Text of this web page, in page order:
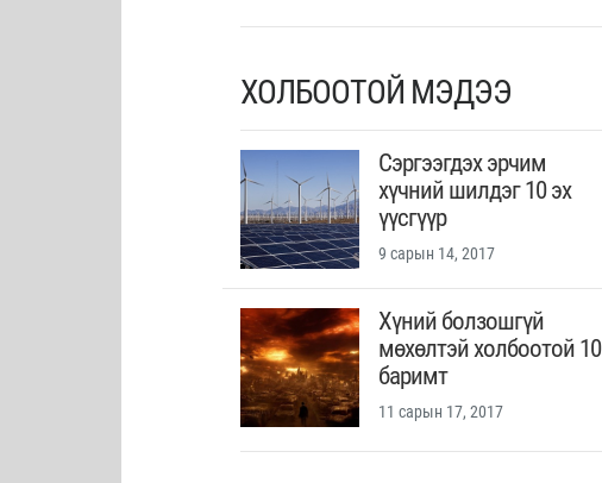
ХОЛБООТОЙ МЭДЭЭ
Сэргээгдэх эрчим
хүчний шилдэг 10 эх
үүсгүүр
9 сарын 14, 2017
Хүний болзошгүй
мөхөлтэй холбоотой 10
баримт
11 сарын 17, 2017